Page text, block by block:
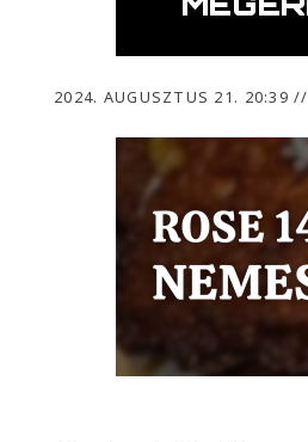
2024. AUGUSZTUS 21. 20:39//